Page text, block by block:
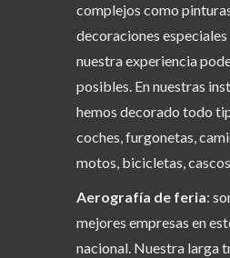
complejos como
decoraciones
nuestra experiencia
posibles. En nuestras
hemos decorado todo
coches, furgonetas,
motos, bicicletas,
Aerografía de feria:
mejores empresas en
nacional. Nuestra larga